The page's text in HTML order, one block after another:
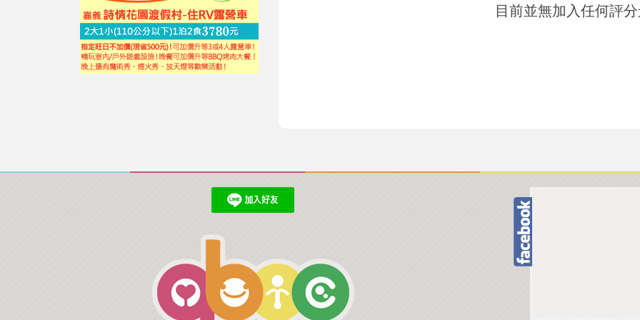
目前並無加入任何評